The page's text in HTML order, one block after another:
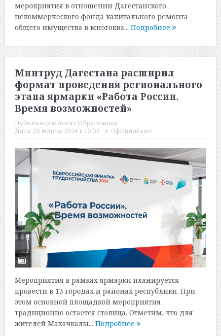
мероприятия в отношении Дагестанского
некоммерческого фонда капитального ремонта
общего имущества в многоква... Подробнее
Минтруд Дагестана расширил
формат проведения регионального
этапа ярмарки «Работа России.
Время возможностей»
Публикация: Асият Ибрагимова
Дата: 20 марта, 2024 в 15:38 в: Официально
Мероприятия в рамках ярмарки планируется
провести в 13 городах и районах республики. При
этом основной площадкой мероприятия
традиционно остается столица. Отметим, что для
жителей Махачкалы... Подробнее